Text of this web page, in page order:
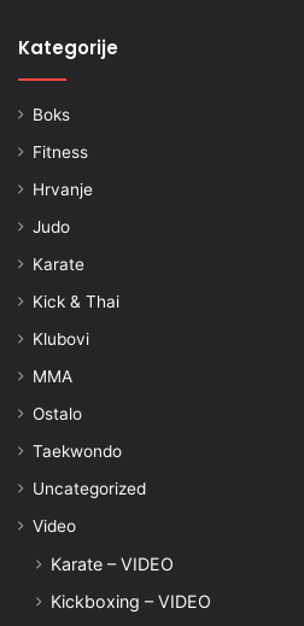
Kategorije
Boks
Fitness
Hrvanje
Judo
Karate
Kick & Thai
Klubovi
MMA
Ostalo
Taekwondo
Uncategorized
Video
Karate – VIDEO
Kickboxing – VIDEO